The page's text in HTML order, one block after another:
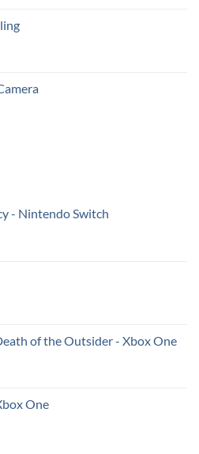
- Nintendo Switch
of the Outsider - Xbox One
One